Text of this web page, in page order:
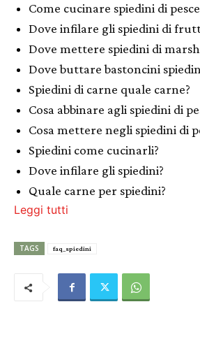
Come cucinare spiedini di
Dove infilare gli spiedini di
Dove mettere spiedini di
Dove buttare bastoncini
Spiedini di carne quale carne?
Cosa abbinare agli spiedini di
Cosa mettere negli spiedini di
Spiedini come cucinarli?
Dove infilare gli spiedini?
Quale carne per spiedini?
Leggi tutti
TAGS faq_spiedini